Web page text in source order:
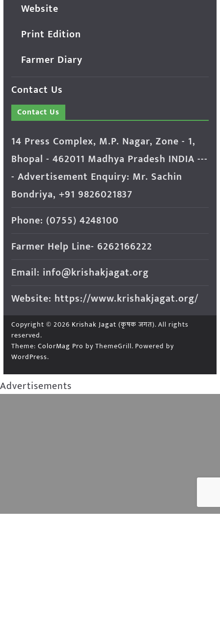
Website
Print Edition
Farmer Diary
Contact Us
Contact Us
14 Press Complex, M.P. Nagar, Zone - 1,
Bhopal - 462011 Madhya Pradesh INDIA ---
- Advertisement Enquiry: Mr. Sachin
Bondriya, +91 9826021837
Phone: (0755) 4248100
Farmer Help Line- 6262166222
Email: info@krishakjagat.org
Website: https://www.krishakjagat.org/
Copyright © 2026 Krishak Jagat (कृषक जगत). All rights
reserved.
Theme: ColorMag Pro by ThemeGrill. Powered by
WordPress.
Advertisements